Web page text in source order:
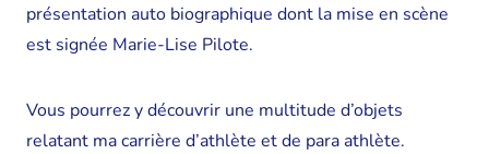
présentation auto biographique dont la mise en scène
est signée Marie-Lise Pilote.
Vous pourrez y découvrir une multitude d’objets
relatant ma carrière d’athlète et de para athlète.